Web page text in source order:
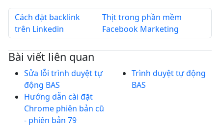
Cách đặt backlink
trên Linkedin
Thịt trong phần mềm
Facebook Marketing
Bài viết liên quan
Sửa lỗi trình duyệt tự
động BAS
Hướng dẫn cài đặt
Chrome phiên bản cũ
- phiên bản 79
Trình duyệt tự động
BAS